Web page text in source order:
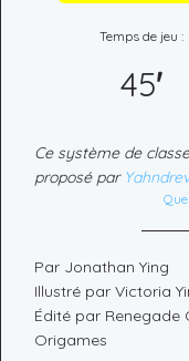
Temps de jeu :
45'
Ce système de
proposé par Yahndrev
Par Jonathan Ying
Illustré par Victoria
Édité par Renegade
Origames